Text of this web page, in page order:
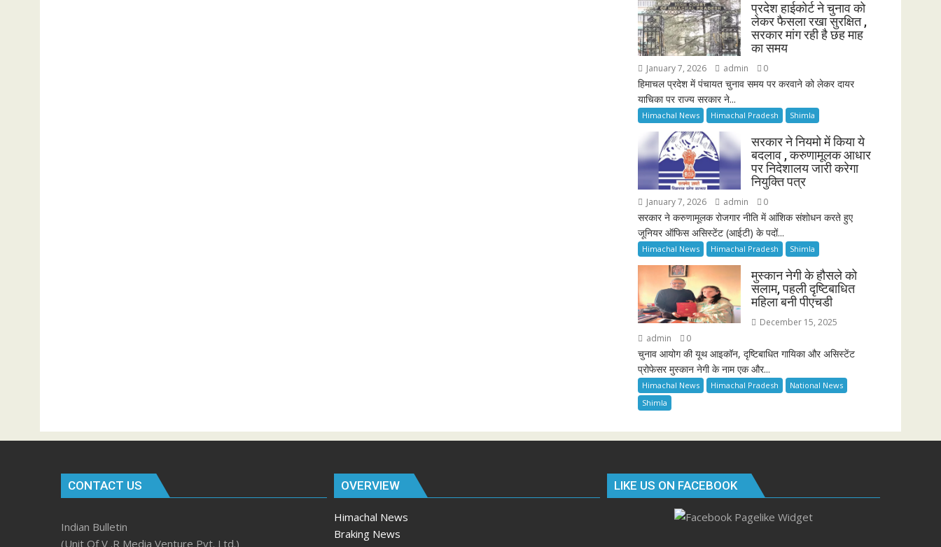
प्रदेश हाईकोर्ट ने चुनाव को
लेकर फैसला रखा सुरक्षित ,
सरकार मांग रही है छह माह
का समय
January 7, 2026 admin 0
हिमाचल प्रदेश में पंचायत चुनाव समय पर करवाने को लेकर दायर
याचिका पर राज्य सरकार ने...
Himachal News Himachal Pradesh Shimla
सरकार ने नियमो में किया ये
बदलाव , करुणामूलक आधार
पर निदेशालय जारी करेगा
नियुक्ति पत्र
January 7, 2026 admin 0
सरकार ने करुणामूलक रोजगार नीति में आंशिक संशोधन करते हुए
जूनियर ऑफिस असिस्टेंट (आईटी) के पदों...
Himachal News Himachal Pradesh Shimla
मुस्कान नेगी के हौसले को
सलाम, पहली दृष्टिबाधित
महिला बनी पीएचडी
December 15, 2025
admin
0
चुनाव आयोग की यूथ आइकॉन, दृष्टिबाधित गायिका और असिस्टेंट
प्रोफेसर मुस्कान नेगी के नाम एक और...
Himachal News Himachal Pradesh
National News
Shimla
CONTACT US
Indian Bulletin
(Unit Of V .R Media Venture Pvt. Ltd.)
OVERVIEW
Himachal News
Braking News
LIKE US ON FACEBOOK